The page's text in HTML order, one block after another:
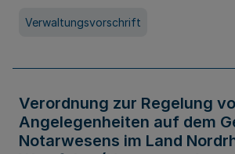
Verwaltungsvorschrift
Verordnung zur Regelung
Angelegenheiten auf dem
Notarwesens im Land